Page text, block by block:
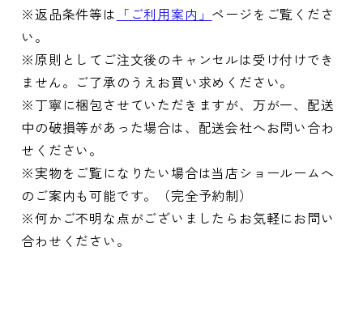
※返品条件等は 「ご利用案内」 ページをご覧くださ
い。
※原則としてご注文後のキャンセルは受け付けでき
ません。ご了承のうえお買い求めください。
※丁寧に梱包させていただきますが、万が一、配送
中の破損等があった場合は、配送会社へお問い合わ
せください。
※実物をご覧になりたい場合は当店ショールームへ
のご案内も可能です。（完全予約制）
※何かご不明な点がございましたらお気軽にお問い
合わせください。